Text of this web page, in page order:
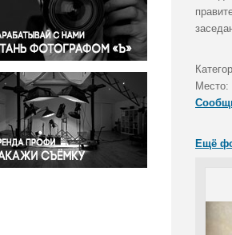
Правосудие
Происшествия и конфликты
Религия
Светская жизнь
Спорт
Экология
Экономика и бизнес
Место:
Ещё